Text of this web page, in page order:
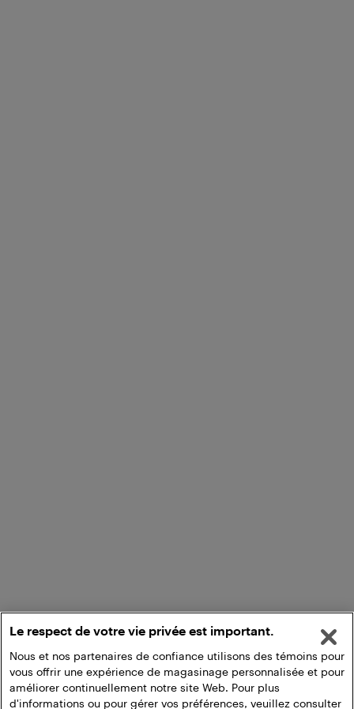
Le respect de votre vie privée est important.
Nous et nos partenaires de confiance utilisons des témoins pour
vous offrir une expérience de magasinage personnalisée et pour
améliorer continuellement notre site Web. Pour plus
d'informations ou pour gérer vos préférences, veuillez consulter